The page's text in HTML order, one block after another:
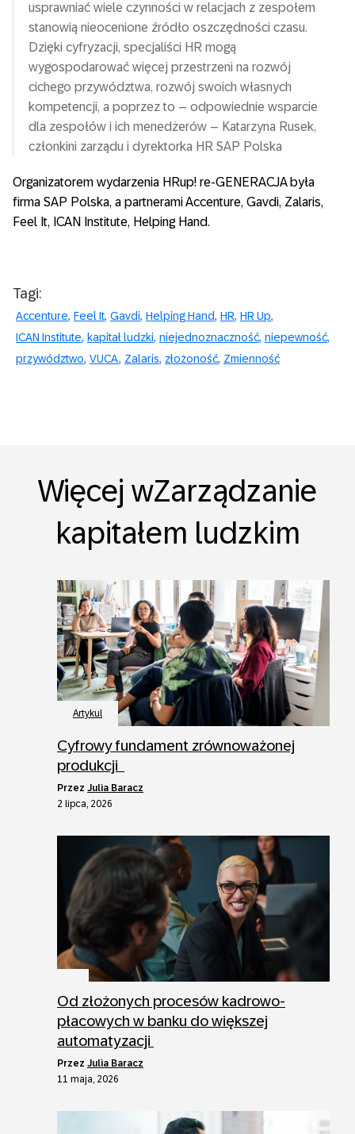
usprawniać wiele czynności w relacjach z zespołem
stanowią nieocenione źródło oszczędności czasu.
Dzięki cyfryzacji, specjaliści HR mogą
wygospodarować więcej przestrzeni na rozwój
cichego przywództwa, rozwój swoich własnych
kompetencji, a poprzez to – odpowiednie wsparcie
dla zespołów i ich menedżerów – Katarzyna Rusek,
członkini zarządu i dyrektorka HR SAP Polska
Organizatorem wydarzenia HRup! re-GENERACJA była
firma SAP Polska, a partnerami Accenture, Gavdi, Zalaris,
Feel It, ICAN Institute, Helping Hand.
Tagi:
Accenture Feel It Gavdi Helping Hand HR HR Up
ICAN Institute
kapitał ludzki niejednoznaczność niepewność
przywództwo VUCA Zalaris złożoność Zmienność
Więcej wZarządzanie
kapitałem ludzkim
Artykul
Cyfrowy fundament zrównoważonej
produkcji
przez Julia Baracz
2 lipca, 2026
Od złożonych procesów kadrowo-
płacowych w banku do większej
automatyzacji
przez Julia Baracz
11 maja, 2026